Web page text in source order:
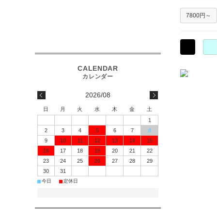
7800円～
2026/08
日 月 火 水 木 金
土
1
2
3 4 5 6 7
8
9
10 11 12 13 14
15
16
17 18 19 20 21
22
23
24 25 26 27 28
29
30
31
■今日 ■定休日